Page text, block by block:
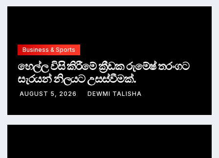
Business & Sports
හෙල්ල විසි කිරීමේ ක්‍රීඩක රුමේෂ් තරංගට
සැරයන් නිලයට උසස්වීමක්.
AUGUST 5, 2026 DEWMI TALISHA